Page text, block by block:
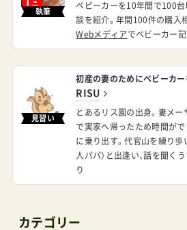
執筆
ベビーカーを10年間で100
談を紹介。年間100件の購入
Webメディア でベビーカー
見習い
初産の妻のためにベビーカ
RISU
とあるリス園の出身。妻メ
で実家へ帰ったため時間が
に乗り出す。代官山を練り歩
人パパ）と出逢い、話を聞く
り
カテゴリー